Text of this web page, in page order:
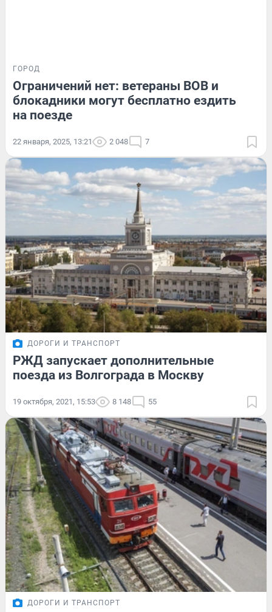
ГОРОД
Ограничений нет: ветераны ВОВ и
блокадники могут бесплатно ездить
на поезде
22 января, 2025, 13:21 2 048 7
ДОРОГИ И ТРАНСПОРТ
РЖД запускает дополнительные
поезда из Волгограда в Москву
19 октября, 2021, 15:53 8 148 55
ДОРОГИ И ТРАНСПОРТ